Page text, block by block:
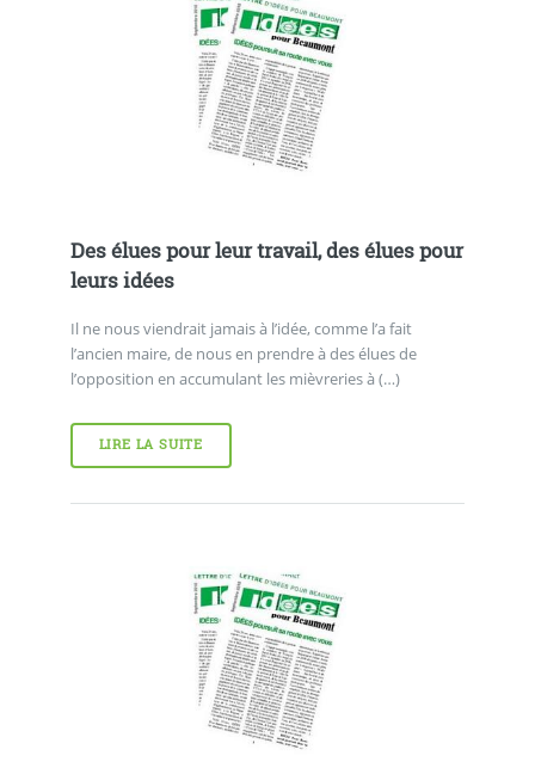
Des élues pour leur travail, des élues pour
leurs idées
Il ne nous viendrait jamais à l’idée, comme l’a fait
l’ancien maire, de nous en prendre à des élues de
l’opposition en accumulant les mièvreries à (…)
LIRE LA SUITE